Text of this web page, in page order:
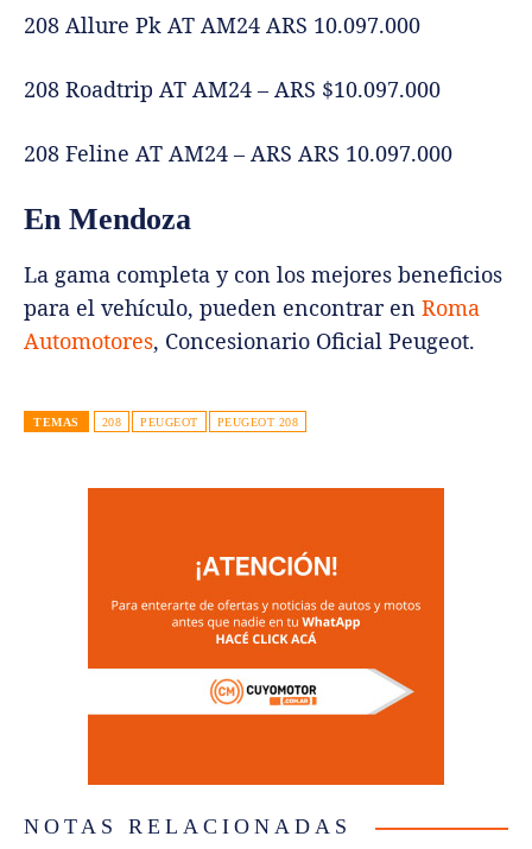
208 Allure Pk AT AM24 ARS 10.097.000
208 Roadtrip AT AM24 – ARS $10.097.000
208 Feline AT AM24 – ARS ARS 10.097.000
En Mendoza
La gama completa y con los mejores beneficios
para el vehículo, pueden encontrar en Roma
Automotores, Concesionario Oficial Peugeot.
TEMAS 208 PEUGEOT PEUGEOT 208
NOTAS RELACIONADAS